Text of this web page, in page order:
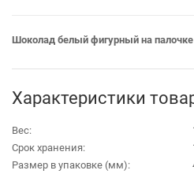
Шоколад белый фигурный на
Характеристики
Вес:
Срок хранения:
Размер в упаковке (мм):